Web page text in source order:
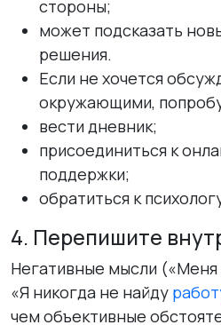
стороны;
может подсказать
решения.
Если не хочется
окружающими,
вести дневник;
присоединиться к
поддержки;
обратиться к
4. Перепишите
Негативные мысли («Меня
«Я никогда не найду
чем объективные